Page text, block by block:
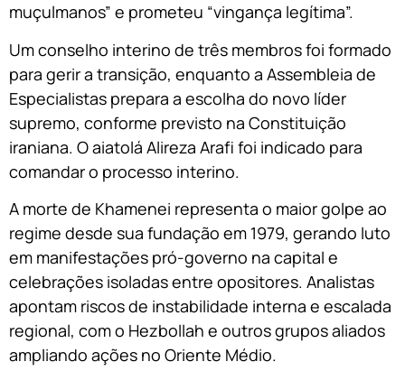
muçulmanos” e prometeu “vingança legítima”.
Um conselho interino de três membros foi formado
para gerir a transição, enquanto a Assembleia de
Especialistas prepara a escolha do novo líder
supremo, conforme previsto na Constituição
iraniana. O aiatolá Alireza Arafi foi indicado para
comandar o processo interino.
A morte de Khamenei representa o maior golpe ao
regime desde sua fundação em 1979, gerando luto
em manifestações pró-governo na capital e
celebrações isoladas entre opositores. Analistas
apontam riscos de instabilidade interna e escalada
regional, com o Hezbollah e outros grupos aliados
ampliando ações no Oriente Médio.